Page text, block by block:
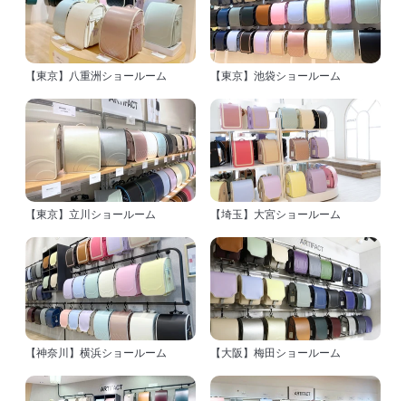
【東京】八重洲ショールーム 【東京】池袋ショールーム
【東京】立川ショールーム 【埼玉】大宮ショールーム
【神奈川】横浜ショールーム 【大阪】梅田ショールーム